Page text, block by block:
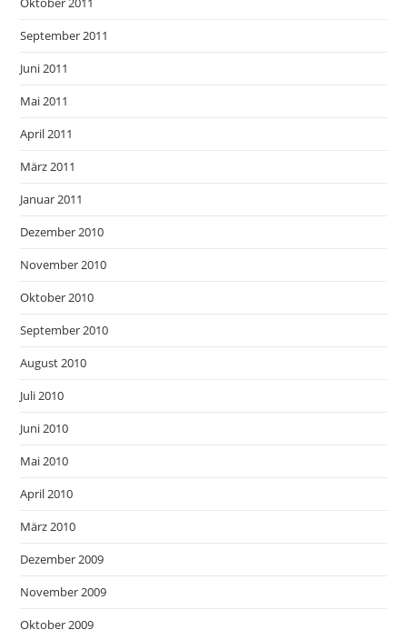
September 2011
Juni 2011
Mai 2011
April 2011
März 2011
Januar 2011
Dezember 2010
November 2010
Oktober 2010
September 2010
August 2010
Juli 2010
Juni 2010
Mai 2010
April 2010
März 2010
Dezember 2009
November 2009
Oktober 2009